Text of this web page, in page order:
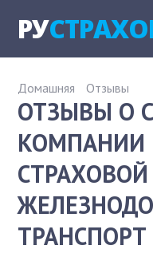
РУ
Домашняя Отзывы
ОТЗЫВЫ О
КОМПАНИИ
ТРАНСПОРТ